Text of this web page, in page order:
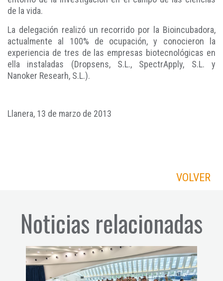
de la vida.
La delegación realizó un recorrido por la Bioincubadora,
actualmente al 100% de ocupación, y conocieron la
experiencia de tres de las empresas biotecnológicas en
ella instaladas (Dropsens, S.L., SpectrApply, S.L. y
Nanoker Researh, S.L.).
Llanera, 13 de marzo de 2013
VOLVER
Noticias relacionadas